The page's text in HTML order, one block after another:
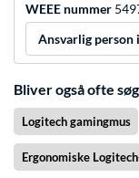
WEEE nummer
Ansvarlig person
Bliver også ofte
Logitech gamingmus
Ergonomiske